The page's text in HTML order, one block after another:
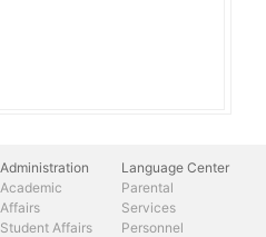
Administration
Academic
Affairs
Student Affairs
Parental
Services
Personnel
Language Center